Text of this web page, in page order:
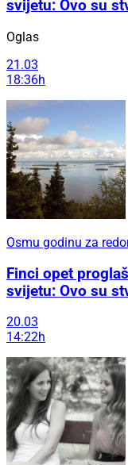
svijetu: Ovo su
Oglas
21.03
18:36h
Osmu godinu za
Finci opet
svijetu: Ovo su
20.03
14:22h